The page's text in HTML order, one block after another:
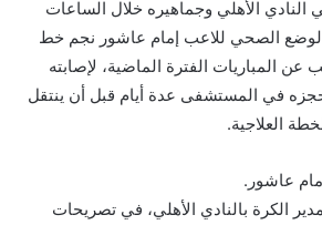
النادي الأهلي وجماهيره خلال الساعات
الصحي للاعب إمام عاشور نجم خط
المباريات الفترة الماضية، لإصابته
وحجزه في المستشفى عدة أيام قبل أن ينتقل
العلاجية.
عاشور.
الكرة بالنادي الأهلي، في تصريحات